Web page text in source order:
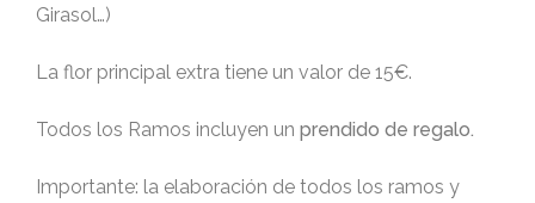
Girasol…)
La flor principal extra tiene un valor de 15€.
Todos los Ramos incluyen un prendido de regalo.
Importante: la elaboración de todos los ramos y